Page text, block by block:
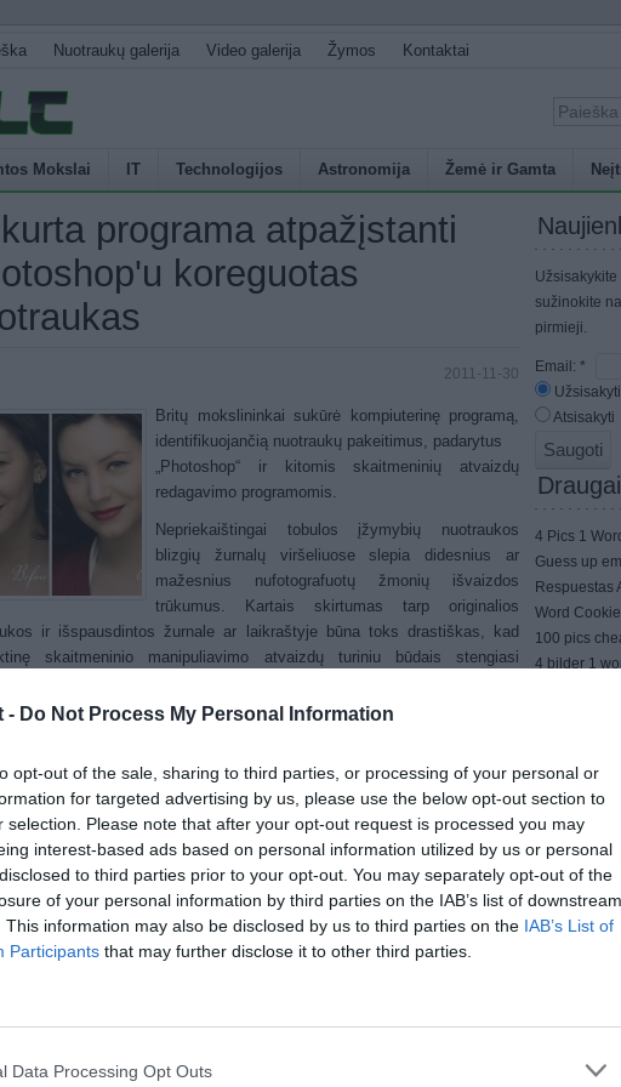
- Do Not Process My Personal Information
opt-out of the sale, sharing to third parties, or processing of your personal or
for targeted advertising by us, please use the below opt-out section to
selection. Please note that after your opt-out request is processed you may
interest-based ads based on personal information utilized by us or personal
to third parties prior to your opt-out. You may separately opt-out of the
of your personal information by third parties on the IAB’s list of downstream
This information may also be disclosed by us to third parties on the IAB’s List of
Participants that may further disclose it to other third parties.
Data Processing Opt Outs
Nuotraukų galerija Video galerija Žymos Kontaktai
Mokslai IT Technologijos Astronomija Žemė ir Gamta
programa atpažįstanti
koreguotas
2011-11-30
Britų mokslininkai sukūrė kompiuterinę programą,
identifikuojančią nuotraukų pakeitimus, padarytus
„Photoshop“ ir kitomis skaitmeninių atvaizdų
redagavimo programomis.
Nepriekaištingai tobulos įžymybių nuotraukos
blizgių žurnalų viršeliuose slepia didesnius ar
mažesnius nufotografuotų žmonių išvaizdos
trūkumus. Kartais skirtumas tarp originalios
ir išspausdintos žurnale ar laikraštyje būna toks drastiškas, kad
skaitmeninio manipuliavimo atvaizdų turiniu būdais stengiasi
koledžo (D. Britanija) profesorius Hany Faridas ir jo kolega Ericas Kee
programinę įrangą, perspėjančią vartotojus, kokiu mastu buvo pakeista
nuotrauka siekiant užmaskuoti žmogaus išvaizdos trūkumus.
mokslininkų sukurta programa analizuoja „Photoshop“
skaitmeninių atvaizdų redagavimo įrankiais padarytus pakeitimus ir
kokiose vietose jie buvo padaryti ir koks buvo jų „intensyvumas“.
mastą programa vertina balais nuo 1 iki 5. Žemiausias balas
kad nuotraukoje buvo padaryti nežymūs, o didžiausias – esminiai
celiulito užmaskavimą.
sužinokite
pirmieji.
Email: *
Užsisakyti
Atsisakyti
Draugai
4 Pics 1
Guess up
Respuestas
Word
100 pics
4 bilder 1
Word